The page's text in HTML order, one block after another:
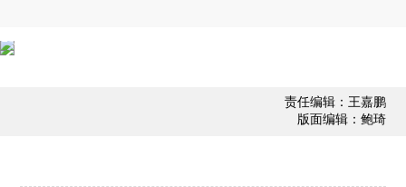
责任编辑：王嘉鹏
版面编辑：鲍琦